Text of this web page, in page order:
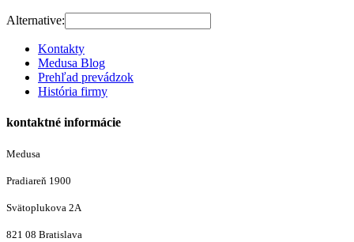
Alternative:
Kontakty
Medusa Blog
Prehľad prevádzok
História firmy
kontaktné informácie
Medusa
Pradiareň 1900
Svätoplukova 2A
821 08 Bratislava